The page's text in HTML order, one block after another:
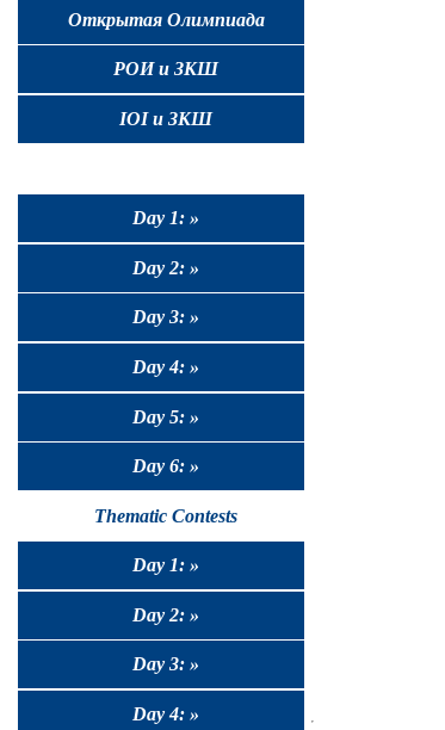
Открытая Олимпиада
РОИ и ЗКШ
IOI и ЗКШ
Day 1: »
Day 2: »
Day 3: »
Day 4: »
Day 5: »
Day 6: »
Thematic Contests
Day 1: »
Day 2: »
Day 3: »
Day 4: »